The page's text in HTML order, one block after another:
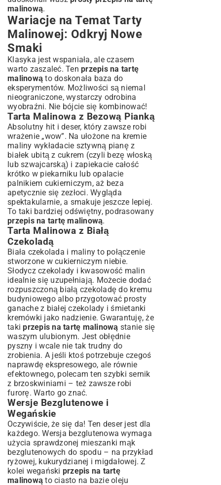
malinową.
Wariacje na Temat Tarty
Malinowej: Odkryj Nowe
Smaki
Klasyka jest wspaniała, ale czasem
warto zaszaleć. Ten przepis na tartę
malinową to doskonała baza do
eksperymentów. Możliwości są niemal
nieograniczone, wystarczy odrobina
wyobraźni. Nie bójcie się kombinować!
Tarta Malinowa z Bezową Pianką
Absolutny hit i deser, który zawsze robi
wrażenie „wow”. Na ułożone na kremie
maliny wykładacie sztywną pianę z
białek ubitą z cukrem (czyli bezę włoską
lub szwajcarską) i zapiekacie całość
krótko w piekarniku lub opalacie
palnikiem cukierniczym, aż beza
apetycznie się zezłoci. Wygląda
spektakularnie, a smakuje jeszcze lepiej.
To taki bardziej odświętny, podrasowany
przepis na tartę malinową.
Tarta Malinowa z Białą
Czekoladą
Biała czekolada i maliny to połączenie
stworzone w cukierniczym niebie.
Słodycz czekolady i kwasowość malin
idealnie się uzupełniają. Możecie dodać
rozpuszczoną białą czekoladę do kremu
budyniowego albo przygotować prosty
ganache z białej czekolady i śmietanki
kremówki jako nadzienie. Gwarantuję, że
takiprzepis na tartę malinową stanie się
waszym ulubionym. Jest obłędnie
pyszny i wcale nie tak trudny do
zrobienia. A jeśli ktoś potrzebuje czegoś
naprawdę ekspresowego, ale równie
efektownego, polecam tenszybki sernik
z brzoskwiniami – też zawsze robi
furorę. Warto go znać.
Wersje Bezglutenowe i
Wegańskie
Oczywiście, że się da! Ten deser jest dla
każdego. Wersja bezglutenowa wymaga
użycia sprawdzonej mieszanki mąk
bezglutenowych do spodu – na przykład
ryżowej, kukurydzianej i migdałowej. Z
kolei wegański przepis na tartę
malinową to ciasto na bazie oleju